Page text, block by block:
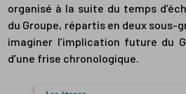
organisé à la suite du temps
du Groupe, répartis en deux sous-
imaginer l’implication future du
d’une frise chronologique.